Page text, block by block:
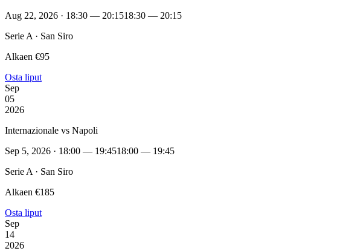
Aug 22, 2026 · 18:30 — 20:1518:30 — 20:15
Serie A · San Siro
Alkaen €95
Osta liput
Sep
05
2026
Internazionale vs Napoli
Sep 5, 2026 · 18:00 — 19:4518:00 — 19:45
Serie A · San Siro
Alkaen €185
Osta liput
Sep
14
2026